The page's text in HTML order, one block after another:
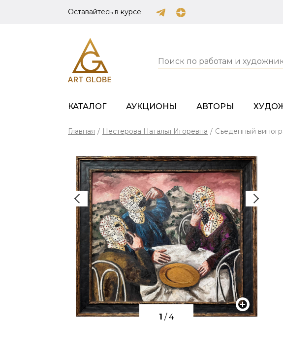
Оставайтесь в курсе
КАТАЛОГ АУКЦИОНЫ АВТОРЫ
Главная / Нестерова Наталья Игоревна / Съеденный
1 /4